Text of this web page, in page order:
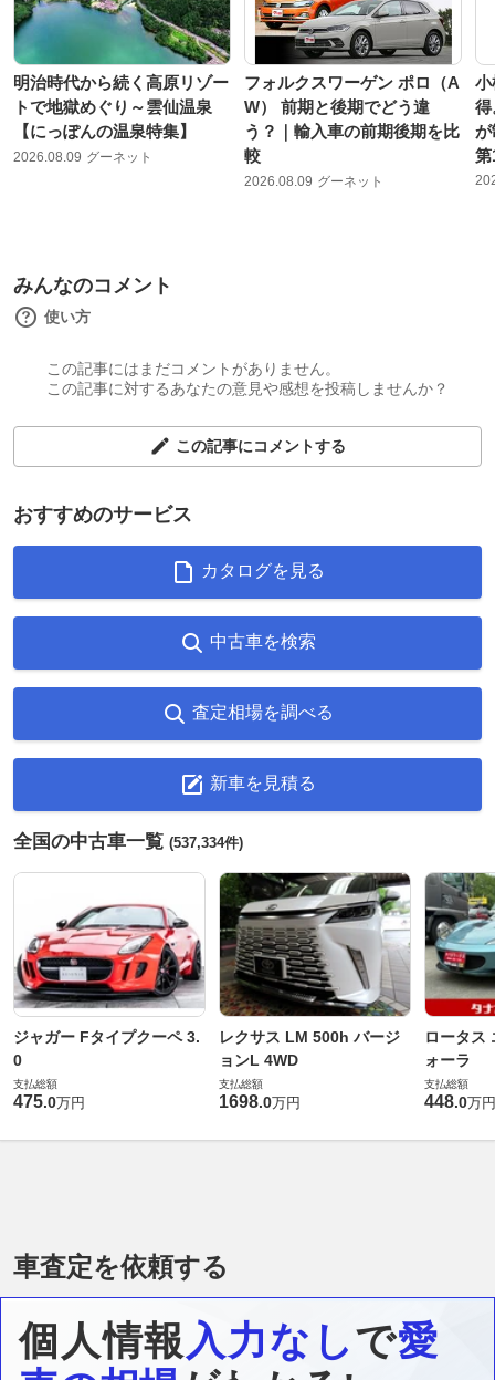
明治時代から続く高原リゾー
トで地獄めぐり～雲仙温泉
【にっぽんの温泉特集】
2026.08.09 グーネット
フォルクスワーゲン ポロ（A
W） 前期と後期でどう違
う？｜輸入車の前期後期を比
較
2026.08.09 グーネット
小
得
が
第
みんなのコメント
使い方
この記事にはまだコメントがありません。
この記事に対するあなたの意見や感想を投稿しませんか？
この記事にコメントする
おすすめのサービス
カタログを見る
中古車を検索
査定相場を調べる
新車を見積る
全国の中古車一覧 (537,334件)
ジャガー Fタイプクーペ 3.
0
支払総額
475.0万円
レクサス LM 500h バージ
ョンL 4WD
支払総額
1698.0万円
ロータス
ォーラ
支払総額
448.0万円
車査定を依頼する
個人情報入力なしで愛